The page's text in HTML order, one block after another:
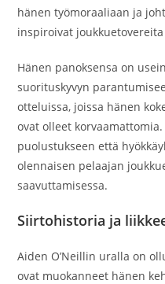
hänen työmoraaliaan ja
inspiroivat
Hänen panoksensa on
suorituskyvyn
otteluissa, joissa hänen
ovat olleet
puolustukseen että
olennaisen pelaajan
saavuttamisessa.
Siirtohistoria ja
Aiden O’Neillin uralla on
ovat muokanneet hänen